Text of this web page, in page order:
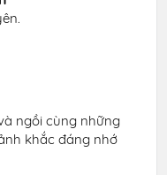
ngồi cùng những
khắc đáng nhớ